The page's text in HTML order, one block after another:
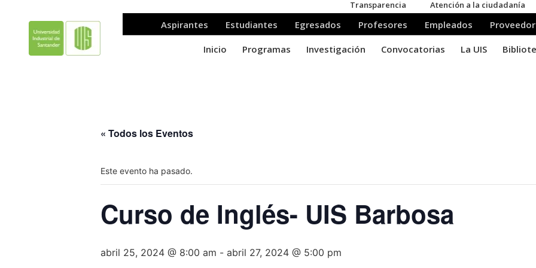
« Todos los Eventos
Este evento ha pasado.
Curso de Inglés- UIS Barbosa
abril 25, 2024 @ 8:00 am - abril 27, 2024 @ 5:00 pm